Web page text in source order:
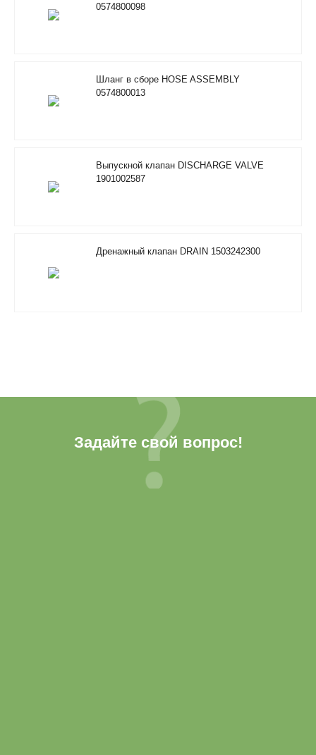
0574800098
Шланг в сборе HOSE ASSEMBLY
0574800013
Выпускной клапан DISCHARGE VALVE
1901002587
Дренажный клапан DRAIN 1503242300
Задайте свой вопрос!